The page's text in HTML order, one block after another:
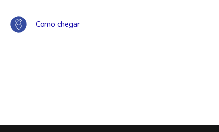
Como chegar